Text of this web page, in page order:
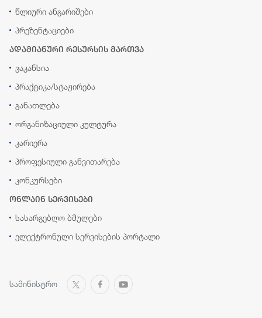
წლიური ანგარიშები
პრეზენტაციები
ადამიანური რესურსის მართვა
ვაკანსია
პრაქტიკა/სტაჟირება
განათლება
ორგანიზაციული კულტურა
კარიერა
პროფესიული განვითარება
კონკურსები
ონლაინ სერვისები
სასარგებლო ბმულები
ელექტრონული სერვისების პორტალი
სამინისტრო